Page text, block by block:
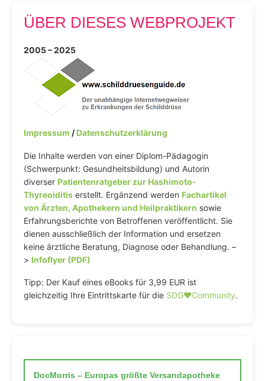
ÜBER DIESES WEBPROJEKT
2005 – 2025
Impressum /Datenschutzerklärung
Die Inhalte werden von einer Diplom-Pädagogin
(Schwerpunkt: Gesundheitsbildung) und Autorin
diverser Patientenratgeber zur Hashimoto-
Thyreoiditis erstellt. Ergänzend werden Fachartikel
von Ärzten, Apothekern und Heilpraktikern sowie
Erfahrungsberichte von Betroffenen veröffentlicht. Sie
dienen ausschließlich der Information und ersetzen
keine ärztliche Beratung, Diagnose oder Behandlung. –
> Infoflyer (PDF)
Tipp: Der Kauf eines eBooks für 3,99 EUR ist
gleichzeitig Ihre Eintrittskarte für die SDG♥️Community.
DocMorris – Europas größte Versandapotheke